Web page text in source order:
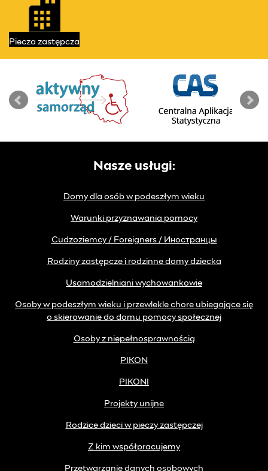
Piecza zastępcza
Nasze usługi:
Domy dla osób w podeszłym wieku
Warunki przyznawania pomocy
Cudzoziemcy / Foreigners / Иностранцы
Rodziny zastępcze i rodzinne domy dziecka
Usamodzielniani wychowankowie
Osoby w podeszłym wieku i przewlekle chore ubiegające się
o skierowanie do domu pomocy społecznej
Osoby z niepełnosprawnością
PIKON
PIKONI
Projekty unijne
Rodzice dzieci w pieczy zastępczej
Z kim współpracujemy
Przetwarzanie danych osobowych